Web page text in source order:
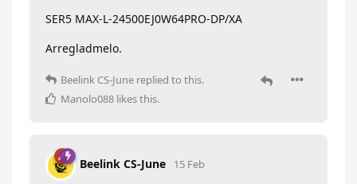
SER5 MAX-L-24500EJ0W64PRO-DP/XA
Arregladmelo.
Beelink CS-June replied to this.
Manolo088 likes this.
Beelink CS-June 15 Feb